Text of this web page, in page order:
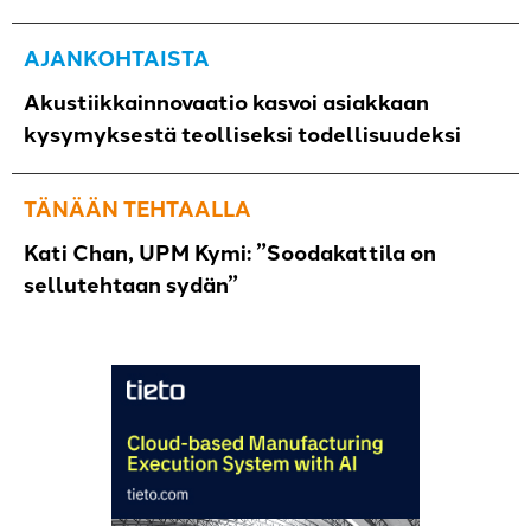
AJANKOHTAISTA
Akustiikkainnovaatio kasvoi asiakkaan
kysymyksestä teolliseksi todellisuudeksi
TÄNÄÄN TEHTAALLA
Kati Chan, UPM Kymi: ”Soodakattila on
sellutehtaan sydän”